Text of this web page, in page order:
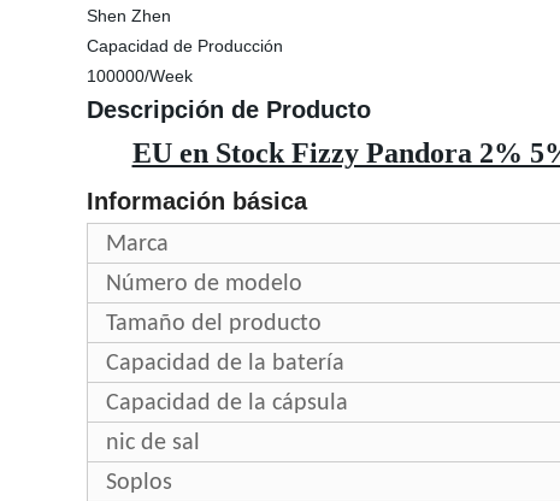
Shen Zhen
Capacidad de Producción
100000/Week
Descripción de Producto
EU en Stock Fizzy Pandora 2%
Información básica
Marca
Número de modelo
Tamaño del producto
Capacidad de la batería
Capacidad de la cápsula
nic de sal
Soplos